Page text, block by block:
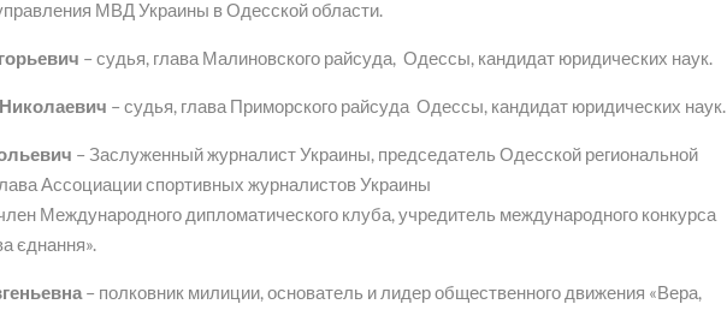
МВД Украины в Одесской области.
– судья, глава Малиновского райсуда, Одессы, кандидат юридических наук.
– судья, глава Приморского райсуда Одессы, кандидат юридических наук.
– Заслуженный журналист Украины, председатель Одесской региональной
Ассоциации спортивных журналистов Украины
Международного дипломатического клуба, учредитель международного конкурса
єднання».
– полковник милиции, основатель и лидер общественного движения «Вера,